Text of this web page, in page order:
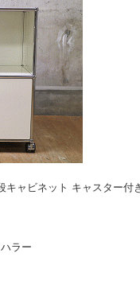
キャビネット キャスター付
ラー